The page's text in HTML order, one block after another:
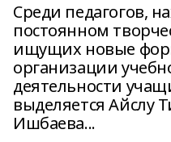
Среди педагогов,
постоянном
ищущих новые
организации
деятельности
выделяется Айслу
Ишбаева...